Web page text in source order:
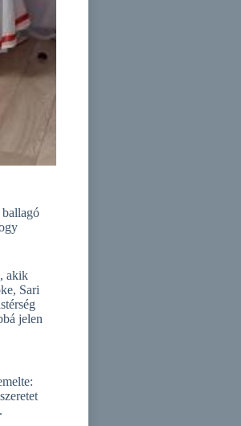
akik
Sari
jelen